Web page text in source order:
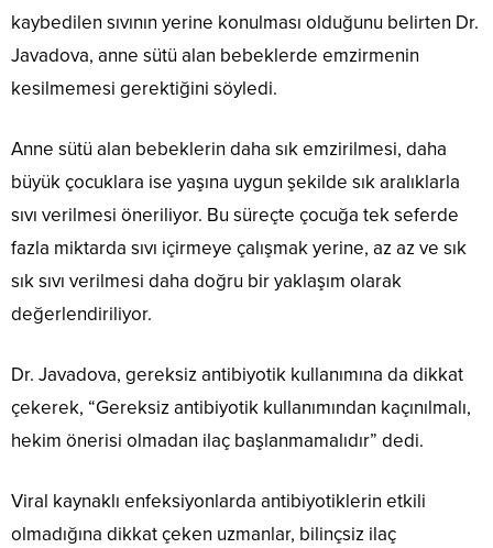
kaybedilen sıvının yerine konulması olduğunu belirten Dr.
Javadova, anne sütü alan bebeklerde emzirmenin
kesilmemesi gerektiğini söyledi.
Anne sütü alan bebeklerin daha sık emzirilmesi, daha
büyük çocuklara ise yaşına uygun şekilde sık aralıklarla
sıvı verilmesi öneriliyor. Bu süreçte çocuğa tek seferde
fazla miktarda sıvı içirmeye çalışmak yerine, az az ve sık
sık sıvı verilmesi daha doğru bir yaklaşım olarak
değerlendiriliyor.
Dr. Javadova, gereksiz antibiyotik kullanımına da dikkat
çekerek, “Gereksiz antibiyotik kullanımından kaçınılmalı,
hekim önerisi olmadan ilaç başlanmamalıdır” dedi.
Viral kaynaklı enfeksiyonlarda antibiyotiklerin etkili
olmadığına dikkat çeken uzmanlar, bilinçsiz ilaç